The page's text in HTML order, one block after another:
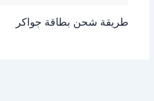
طريقة شحن بطاقة جواكر